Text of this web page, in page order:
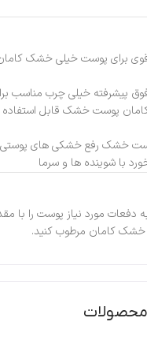
برای پوست خیلی خشک
فوق پیشرفته خیلی چرب
پوست خشک قابل
خشک رفع خشکی های پوستی
با شوینده ها و سرما
دفعات مورد نیاز پوست را با
کامان مرطوب کنید.